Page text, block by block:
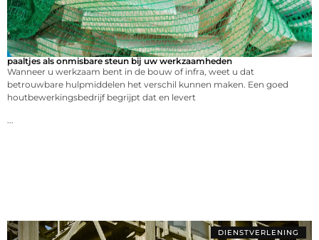
paaltjes als onmisbare steun bij uw werkzaamheden
Wanneer u werkzaam bent in de bouw of infra, weet u dat
betrouwbare hulpmiddelen het verschil kunnen maken. Een goed
houtbewerkingsbedrijf begrijpt dat en levert
...
DIENSTVERLENING